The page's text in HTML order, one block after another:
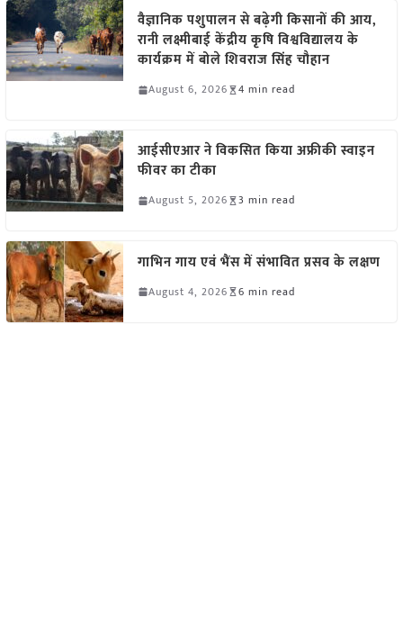
वैज्ञानिक पशुपालन से बढ़ेगी किसानों की आय,
रानी लक्ष्मीबाई केंद्रीय कृषि विश्वविद्यालय के
कार्यक्रम में बोले शिवराज सिंह चौहान
August 6, 2026 4 min read
आईसीएआर ने विकसित किया अफ्रीकी स्वाइन
फीवर का टीका
August 5, 2026 3 min read
गाभिन गाय एवं भैंस में संभावित प्रसव के लक्षण
August 4, 2026 6 min read